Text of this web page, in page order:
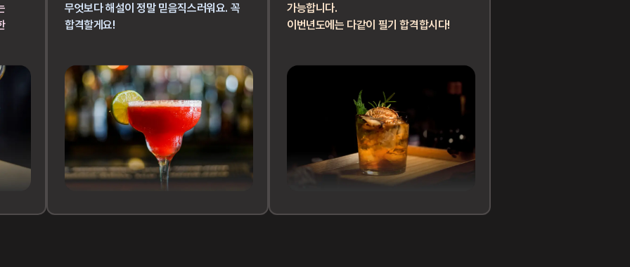
무엇보다 해설이 정말 믿음직스러워요. 꼭
합격할게요!
가능합니다.
이번년도에는 다같이 필기 합격합시다!